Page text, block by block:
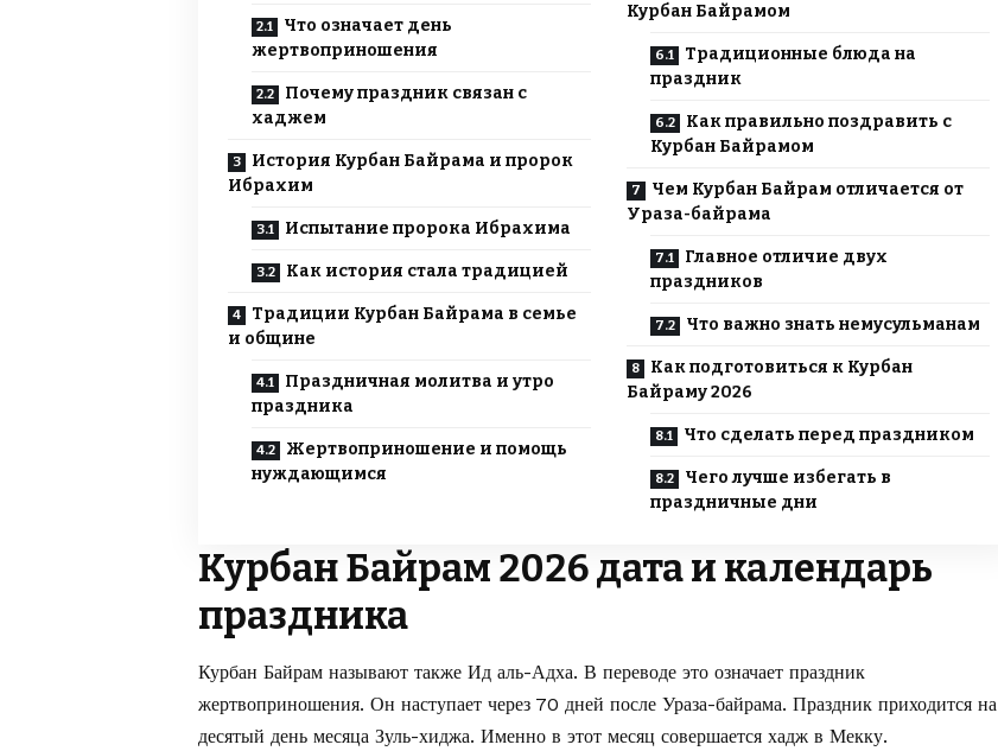
Что означает день
жертвоприношения
Почему праздник связан с
хаджем
История Курбан Байрама и пророк
Ибрахим
Испытание пророка Ибрахима
Как история стала традицией
Традиции Курбан Байрама в семье
и общине
Праздничная молитва и утро
праздника
Жертвоприношение и помощь
нуждающимся
Курбан Байрамом
Традиционные блюда на
праздник
Как правильно поздравить с
Курбан Байрамом
Чем Курбан Байрам отличается от
Ураза-байрама
Главное отличие двух
праздников
Что важно знать немусульманам
Как подготовиться к Курбан
Байраму 2026
Что сделать перед праздником
Чего лучше избегать в
праздничные дни
Курбан Байрам 2026 дата и календарь
праздника
Курбан Байрам называют также Ид аль-Адха. В переводе это означает праздник
жертвоприношения. Он наступает через 70 дней после Ураза-байрама. Праздник приходится на
десятый день месяца Зуль-хиджа. Именно в этот месяц совершается хадж в Мекку.